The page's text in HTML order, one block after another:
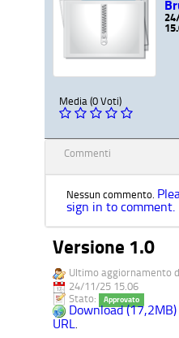
Media (0 Voti)
Commenti
Nessun commento.
sign in to comment.
Versione 1.0
Ultimo aggiornamento
24/11/25 15.06
Stato:
Approvato
Download (17,2MB)
URL.